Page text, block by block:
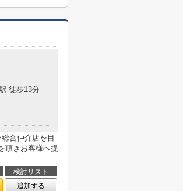
徒歩13分
合仲介店を目
頂きお客様へ提
検討リスト
追加する